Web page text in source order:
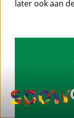
later ook aan